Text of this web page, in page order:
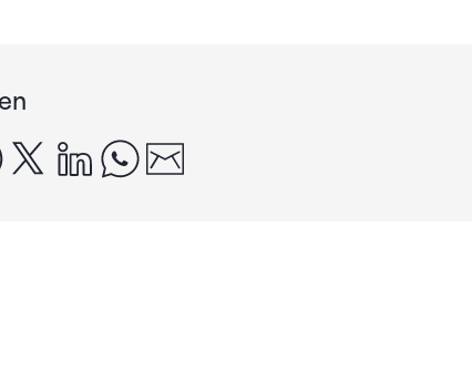
facebook
x linkedinwhatsapp